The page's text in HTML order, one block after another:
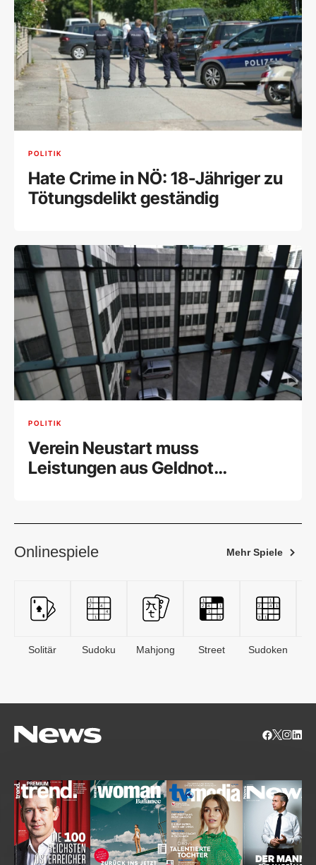
POLITIK
Hate Crime in NÖ: 18-Jähriger zu
Tötungsdelikt geständig
POLITIK
Verein Neustart muss
Leistungen aus Geldnot
Onlinespiele Mehr Spiele
Solitär Sudoku Mahjong Street Sudoken